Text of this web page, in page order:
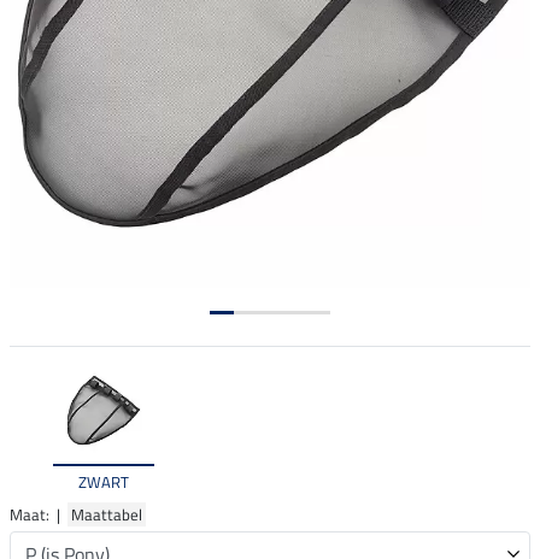
ZWART
Maat: | Maattabel